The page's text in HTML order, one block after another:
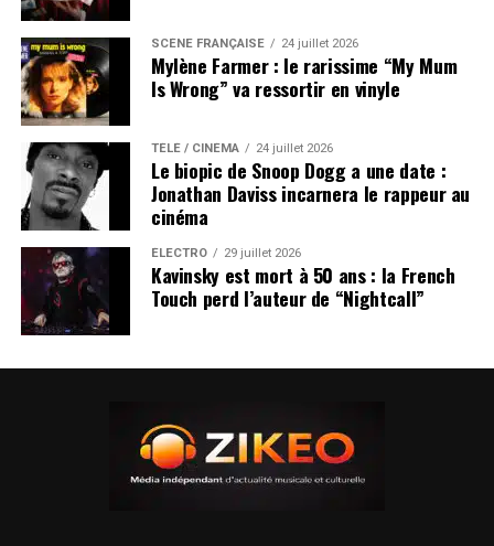
SCÈNE FRANÇAISE 24 juillet 2026
Mylène Farmer : le rarissime “My Mum
Is Wrong” va ressortir en vinyle
TÉLÉ / CINÉMA 24 juillet 2026
Le biopic de Snoop Dogg a une date :
Jonathan Daviss incarnera le rappeur au
cinéma
ÉLECTRO 29 juillet 2026
Kavinsky est mort à 50 ans : la French
Touch perd l’auteur de “Nightcall”